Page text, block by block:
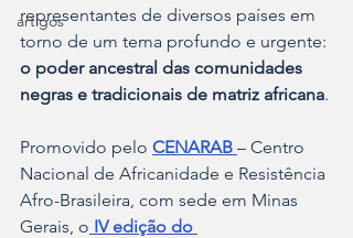
artigos
representantes de diversos países em
torno de um tema profundo e urgente:
o poder ancestral das comunidades
negras e tradicionais de matriz africana.
Promovido pelo CENARAB – Centro
Nacional de Africanidade e Resistência
Afro-Brasileira, com sede em Minas
Gerais, o IV edição do